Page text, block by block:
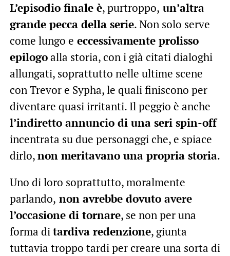
L’episodio finale è, purtroppo, un’altra
grande pecca della serie. Non solo serve
come lungo e eccessivamente prolisso
epilogoalla storia, con i già citati dialoghi
allungati, soprattutto nelle ultime scene
con Trevor e Sypha, le quali finiscono per
diventare quasi irritanti. Il peggio è anche
l’indiretto annuncio di una seri spin-off
incentrata su due personaggi che, e spiace
dirlo,non meritavano una propria storia.
Uno di loro soprattutto, moralmente
parlando, non avrebbe dovuto avere
l’occasione di tornare, se non per una
forma ditardiva redenzione, giunta
tuttavia troppo tardi per creare una sorta di